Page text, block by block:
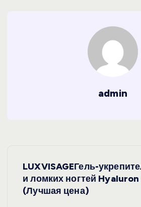
admin
LUXVISAGEГель-
и ломких ногтей
(Лучшая цена)